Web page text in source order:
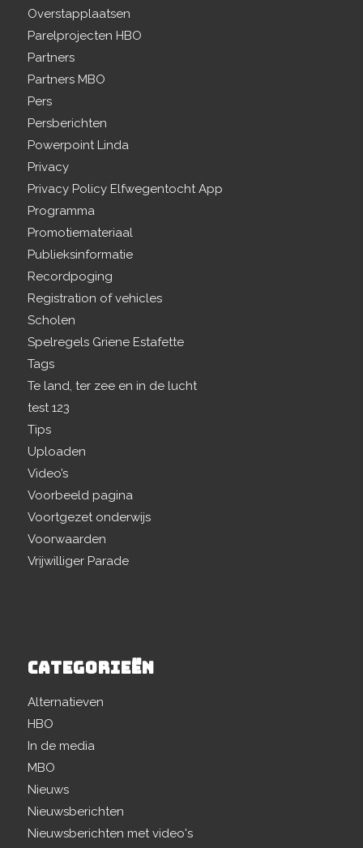
Overstapplaatsen
Parelprojecten HBO
Partners
Partners MBO
Pers
Persberichten
Powerpoint Linda
Privacy
Privacy Policy Elfwegentocht App
Programma
Promotiemateriaal
Publieksinformatie
Recordpoging
Registration of vehicles
Scholen
Spelregels Griene Estafette
Tags
Te land, ter zee en in de lucht
test 123
Tips
Uploaden
Video’s
Voorbeeld pagina
Voortgezet onderwijs
Voorwaarden
Vrijwilliger Parade
CATEGORIEËN
Alternatieven
HBO
In de media
MBO
Nieuws
Nieuwsberichten
Nieuwsberichten met video's